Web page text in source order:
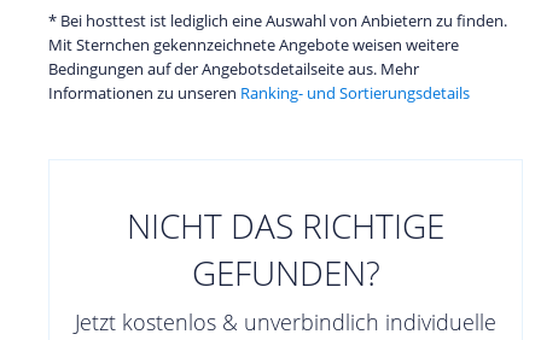
* Bei hosttest ist lediglich eine Auswahl von Anbietern zu finden.
Mit Sternchen gekennzeichnete Angebote weisen weitere
Bedingungen auf der Angebotsdetailseite aus. Mehr
Informationen zu unseren Ranking- und Sortierungsdetails
NICHT DAS RICHTIGE
GEFUNDEN?
Jetzt kostenlos & unverbindlich individuelle